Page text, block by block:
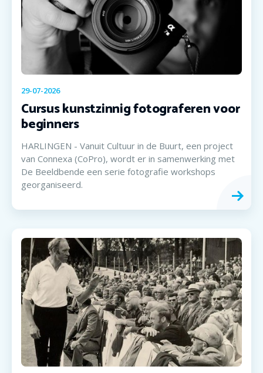
29-07-2026
Cursus kunstzinnig fotograferen voor
beginners
HARLINGEN - Vanuit Cultuur in de Buurt, een project
van Connexa (CoPro), wordt er in samenwerking met
De Beeldbende een serie fotografie workshops
georganiseerd.